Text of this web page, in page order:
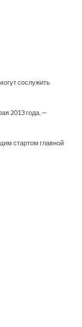
сослужить
2013 года, —
стартом главной